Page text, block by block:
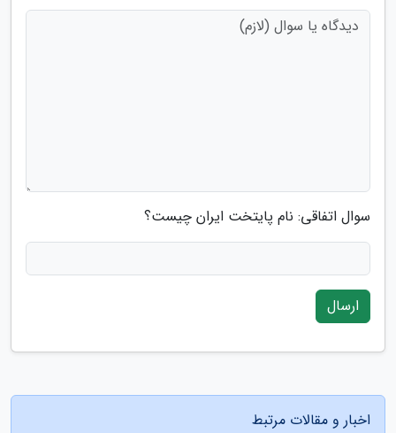
سوال اتفاقی: نام پایتخت ایران چیست؟
ارسال
اخبار و مقالات مرتبط